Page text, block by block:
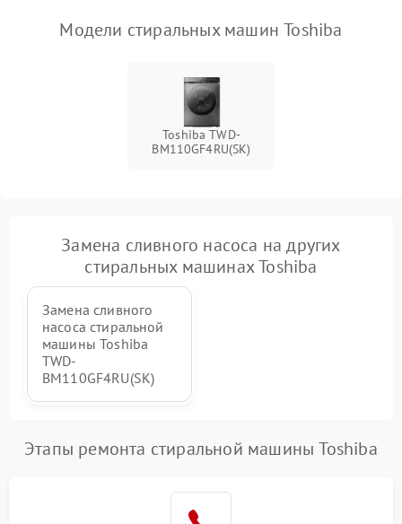
Модели стиральных машин Toshiba
Toshiba TWD-
BM110GF4RU(SK)
Замена сливного насоса на других
стиральных машинах Toshiba
Замена сливного
насоса стиральной
машины Toshiba
TWD-
BM110GF4RU(SK)
Этапы ремонта стиральной машины Toshiba